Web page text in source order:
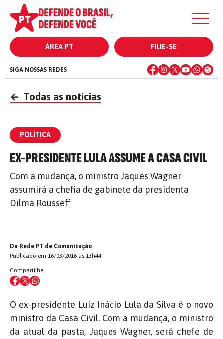
ÁREA PT FILIE-SE
SIGA NOSSAS REDES
← Todas as notícias
POLÍTICA
EX-PRESIDENTE LULA ASSUME A CASA CIVIL
Com a mudança, o ministro Jaques Wagner
assumirá a chefia de gabinete da presidenta
Dilma Rousseff
Da Rede PT de Comunicação
Publicado em 16/03/2016 às 13h44
Compartilhe
O ex-presidente Luiz Inácio Lula da Silva é o novo
ministro da Casa Civil. Com a mudança, o ministro
da atual da pasta, Jaques Wagner, será chefe de